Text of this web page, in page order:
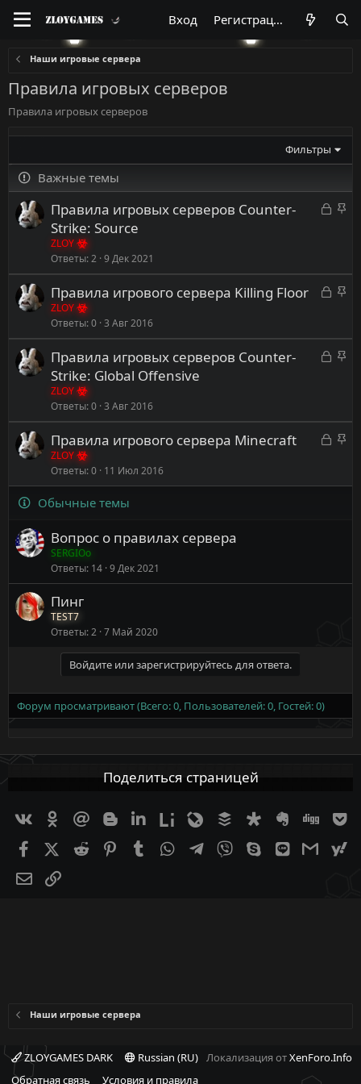
Вход Регистрация
Наши игровые сервера
Правила игровых серверов
Правила игровых серверов
Фильтры
Важные темы
З
ы
т
З
е
п
н
о
Правила игровых серверов Counter-
Strike: Source
ZLOY
Ответы 2 9 Дек 2021
З
р
ы
З
р
е
н
о
Правила игрового сервера Killing Floor
ZLOY
Ответы 0 3 Авг 2016
З
ы
т
З
е
п
н
Правила игровых серверов Counter-
Strike: Global Offensive
ZLOY
Ответы 0 3 Авг 2016
З
р
З
р
Правила игрового сервера Minecraft
ZLOY
Ответы 0 11 Июл 2016
Обычные темы
Вопрос о правилах сервера
SERGIOo
Ответы 14 9 Дек 2021
Пинг
TEST7
Ответы 2 7 Май 2020
Войдите или зарегистрируйтесь для ответа.
Форум просматривают (Всего: 0, Пользователей: 0, Гостей: 0)
Поделиться страницей
ВконтактеОдноклассники
Mail.ru BloggerLinkedin
LiveinternetLivejournal
Buffer DiasporaEvernote
Digg
FacebookX (Twitter)
Reddit PinterestTumblr WhatsAppTelegram
Viber Skype LineGmail
Электронная почта
Наши игровые сервера
ZLOYGAMES DARK Russian (RU) Локализация отXenForo.Info
Обратная связь
Условия и правила